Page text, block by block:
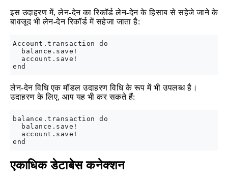
इस उदाहरण में, लेन-देन का रिकॉर्ड लेन-देन के हिसाब से सहेजे जाने के
बावजूद भी लेन-देन रिकॉर्ड में सहेजा जाता है:
Account.transaction do
  balance.save!
  account.save!
लेन-देन विधि एक मॉडल उदाहरण विधि के रूप में भी उपलब्ध है।
उदाहरण के लिए, आप यह भी कर सकते हैं:
balance.transaction do
  balance.save!
  account.save!
एकाधिक डेटाबेस कनेक्शन